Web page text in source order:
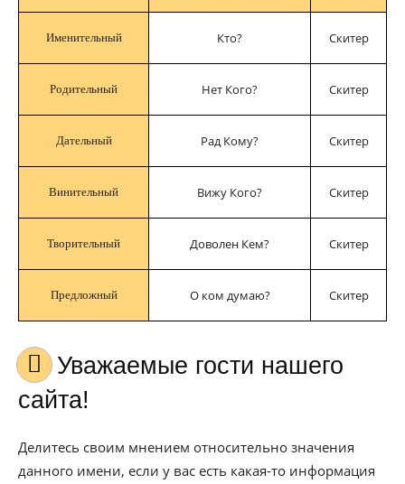
Именительный Кто? Скитер
Родительный Нет Кого? Скитер
Дательный Рад Кому? Скитер
Винительный Вижу Кого? Скитер
Творительный Доволен Кем? Скитер
Предложный О ком думаю? Скитер
Уважаемые гости нашего
сайта!
Делитесь своим мнением относительно значения
данного имени, если у вас есть какая-то информация